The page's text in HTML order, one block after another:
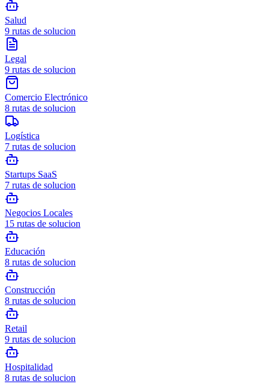
Salud
9 rutas de solucion
Legal
9 rutas de solucion
Comercio Electrónico
8 rutas de solucion
Logística
7 rutas de solucion
Startups SaaS
7 rutas de solucion
Negocios Locales
15 rutas de solucion
Educación
8 rutas de solucion
Construcción
8 rutas de solucion
Retail
9 rutas de solucion
Hospitalidad
8 rutas de solucion